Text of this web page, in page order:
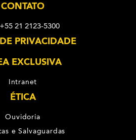
CONTATO
21 2123-5300
PRIVACIDADE
EXCLUSIVA
Intranet
ÉTICA
Ouvidoria
e Salvaguardas